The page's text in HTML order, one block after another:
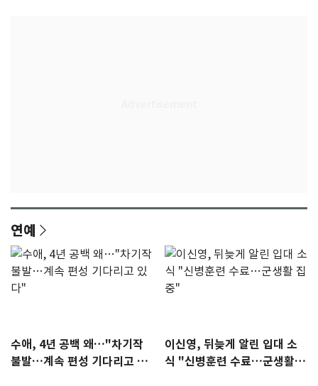
연예
수애, 4년 공백 왜…"차기작
불발…계속 편성 기다리고 있
이신영, 뒤늦게 알린 입대 소
식 "신병훈련 수료…군생활